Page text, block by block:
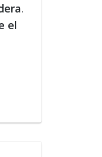
.
el